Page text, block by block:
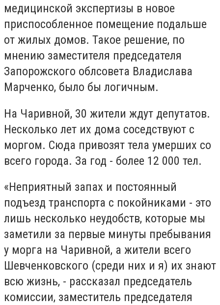
медицинской экспертизы в новое
приспособленное помещение подальше
от жилых домов. Такое решение, по
мнению заместителя председателя
Запорожского облсовета Владислава
Марченко, было бы логичным.
На Чаривной, 30 жители ждут депутатов.
Несколько лет их дома соседствуют с
моргом. Сюда привозят тела умерших со
всего города. За год - более 12 000 тел.
«Неприятный запах и постоянный
подъезд транспорта с покойниками - это
лишь несколько неудобств, которые мы
заметили за первые минуты пребывания
у морга на Чаривной, а жители всего
Шевченковского (среди них и я) их знают
всю жизнь, - рассказал председатель
комиссии, заместитель председателя